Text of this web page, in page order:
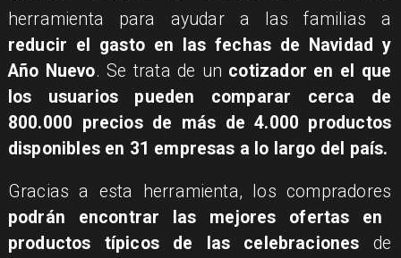
herramienta para ayudar a las familias a
reducir el gasto en las fechas de Navidad y
Año Nuevo. Se trata de un cotizador en el que
los usuarios pueden comparar cerca de
800.000 precios de más de 4.000 productos
disponibles en 31 empresas a lo largo del país.
Gracias a esta herramienta, los compradores
podrán encontrar las mejores ofertas en
productos típicos de las celebraciones de